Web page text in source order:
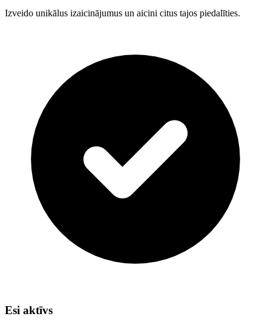
Izveido unikālus izaicinājumus un aicini citus tajos piedalīties.
Esi aktīvs